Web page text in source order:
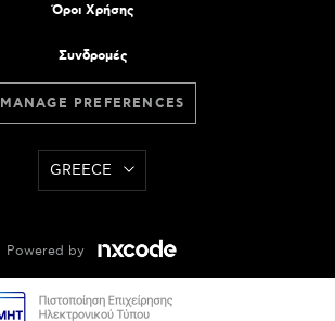
Όροι Χρήσης
Συνδρομές
MANAGE PREFERENCES
GREECE
Powered by